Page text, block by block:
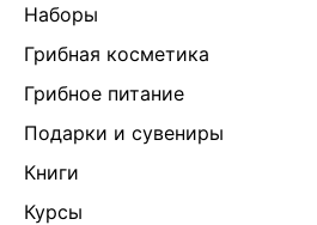
Наборы
Грибная косметика
Грибное питание
Подарки и сувениры
Книги
Курсы